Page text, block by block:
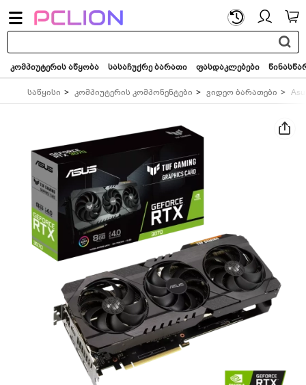
საძიებო
სიტყვა...
კომპიუტერის აწყობა სასაჩუქრე ბარათი ფასდაკლებები
საწყისი კომპიუტერის კომპონენტები ვიდეო ბარათები